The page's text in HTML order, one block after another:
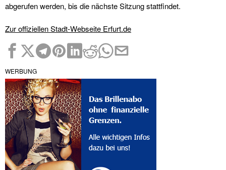
abgerufen werden, bis die nächste Sitzung stattfindet.
Zur offiziellen Stadt-Webseite Erfurt.de
WERBUNG